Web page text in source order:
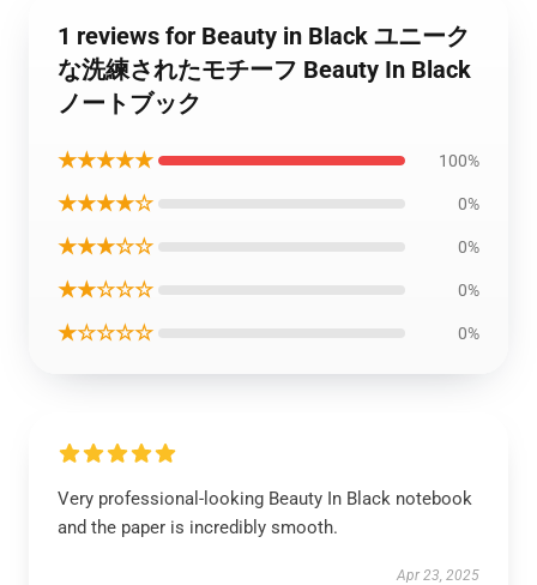
1 reviews for Beauty in Black ユニーク
な洗練されたモチーフ Beauty In Black
ノートブック
★★★★★ 100%
★★★★☆ 0%
★★★☆☆ 0%
★★☆☆☆ 0%
★☆☆☆☆ 0%
Very professional-looking Beauty In Black notebook
and the paper is incredibly smooth.
Apr 23, 2025